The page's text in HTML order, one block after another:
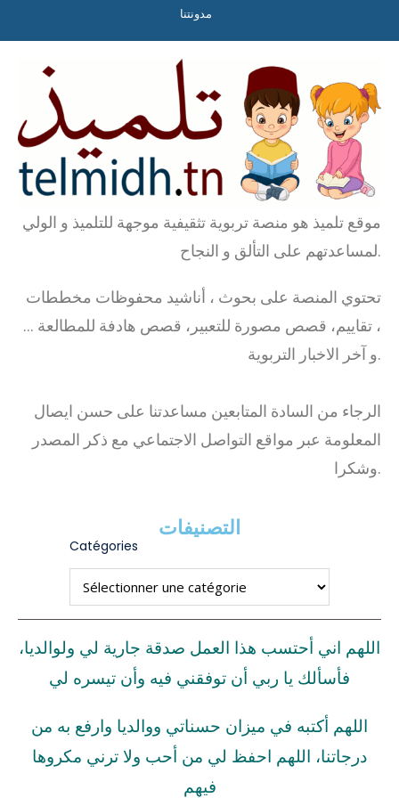
مدونتنا
موقع تلميذ هو منصة تربوية تثقيفية موجهة للتلميذ و الولي
لمساعدتهم على التألق و النجاح.
تحتوي المنصة على بحوث ، أناشيد محفوظات مخططات
، تقاييم، قصص مصورة للتعبير، قصص هادفة للمطالعة …
و آخر الاخبار التربوية.
الرجاء من السادة المتابعين مساعدتنا على حسن ايصال
المعلومة عبر مواقع التواصل الاجتماعي مع ذكر المصدر
وشكرا.
التصنيفات
Catégories
اللهم اني أحتسب هذا العمل صدقة جارية لي ولوالديا،
فأسألك يا ربي أن توفقني فيه وأن تيسره لي
اللهم أكتبه في ميزان حسناتي ووالديا وارفع به من
درجاتنا، اللهم احفظ لي من أحب ولا ترني مكروها
فيهم